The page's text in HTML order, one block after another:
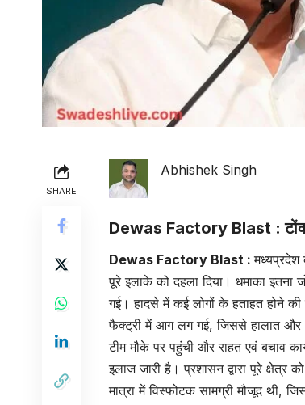
SHARE
Abhishek Singh
Dewas Factory Blast :
Dewas Factory Blast :मध्यप्रदेश
पूरे इलाके को दहला दिया। धमाका
गई। हादसे में कई लोगों के हताहत होने
फैक्ट्री में आग लग गई, जिससे हालात और
टीम मौके पर पहुंची और राहत एवं बचाव
इलाज जारी है। प्रशासन द्वारा पूरे
मात्रा में विस्फोटक सामग्री मौजूद थी,